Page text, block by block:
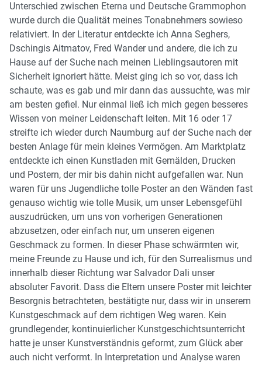
Unterschied zwischen Eterna und Deutsche Grammophon
wurde durch die Qualität meines Tonabnehmers sowieso
relativiert. In der Literatur entdeckte ich Anna Seghers,
Dschingis Aitmatov, Fred Wander und andere, die ich zu
Hause auf der Suche nach meinen Lieblingsautoren mit
Sicherheit ignoriert hätte. Meist ging ich so vor, dass ich
schaute, was es gab und mir dann das aussuchte, was mir
am besten gefiel. Nur einmal ließ ich mich gegen besseres
Wissen von meiner Leidenschaft leiten. Mit 16 oder 17
streifte ich wieder durch Naumburg auf der Suche nach der
besten Anlage für mein kleines Vermögen. Am Marktplatz
entdeckte ich einen Kunstladen mit Gemälden, Drucken
und Postern, der mir bis dahin nicht aufgefallen war. Nun
waren für uns Jugendliche tolle Poster an den Wänden fast
genauso wichtig wie tolle Musik, um unser Lebensgefühl
auszudrücken, um uns von vorherigen Generationen
abzusetzen, oder einfach nur, um unseren eigenen
Geschmack zu formen. In dieser Phase schwärmten wir,
meine Freunde zu Hause und ich, für den Surrealismus und
innerhalb dieser Richtung war Salvador Dali unser
absoluter Favorit. Dass die Eltern unsere Poster mit leichter
Besorgnis betrachteten, bestätigte nur, dass wir in unserem
Kunstgeschmack auf dem richtigen Weg waren. Kein
grundlegender, kontinuierlicher Kunstgeschichtsunterricht
hatte je unser Kunstverständnis geformt, zum Glück aber
auch nicht verformt. In Interpretation und Analyse waren